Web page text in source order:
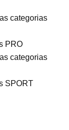
categorias
PRO
categorias
SPORT